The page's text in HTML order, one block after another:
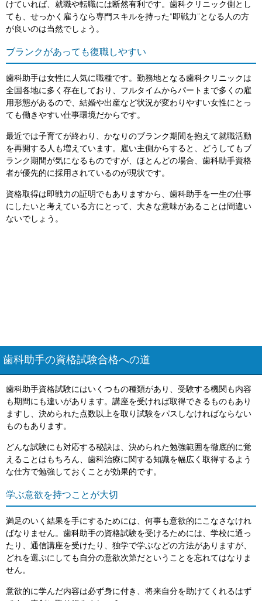
けていれば、就職や転職には断然有利です。歯科クリニック側とし
ても、せっかく雇うなら専門スキルを持った“即戦力”となる人の方
が良いのは当然でしょう。
ブランクがあっても復職しやすい
歯科助手は女性に人気に職種です。勤務地となる歯科クリニックは
全国各地に多く存在しており、フルタイムからパートまで多くの雇
用形態があるので、結婚や出産など状況が変わりやすい女性にとっ
ても働きやすい仕事環境だからです。
最近では子育てが終わり、かなりのブランク期間を抱えて就職活動
を再開する人も増えています。雇い主側からすると、どうしてもブ
ランク期間が気になるものですが、ほとんどの場合、歯科助手資格
者が優先的に採用されているのが現状です。
資格取得は即戦力の証明でもありますから、歯科助手を一生の仕事
にしたいと考えている方にとって、大きな意味があることは間違い
ないでしょう。
歯科助手の資格試験合格への道
歯科助手資格試験にはいくつもの種類があり、受験する機関も内容
も期間にも違いがあります。講座を受ければ取得できるものもあり
ますし、決められた点数以上を取り試験をパスしなければならない
ものもあります。
どんな試験にも対応する秘訣は、決められた勉強範囲を徹底的に覚
えることはもちろん、歯科治療に関する知識を幅広く取得するよう
な仕方で勉強しておくことが効果的です。
学ぶ意欲を持つことが大切
満足のいく結果を手にするためには、何事も意欲的にこなさなけれ
ばなりません。歯科助手の資格試験を受けるためには、学校に通っ
たり、通信講座を受けたり、独学で学ぶなどの方法がありますが、
どれを選ぶにしても自分の意欲次第だということを忘れてはなりま
せん。
意欲的に学んだ内容は必ず身に付き、将来自分を助けてくれるはず